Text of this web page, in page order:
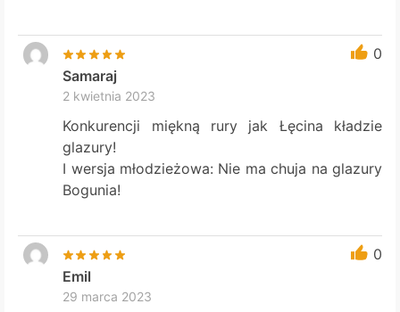
0
Samaraj
2 kwietnia 2023
Konkurencji miękną rury jak Łęcina kładzie
glazury!
I wersja młodzieżowa: Nie ma chuja na glazury
Bogunia!
0
Emil
29 marca 2023